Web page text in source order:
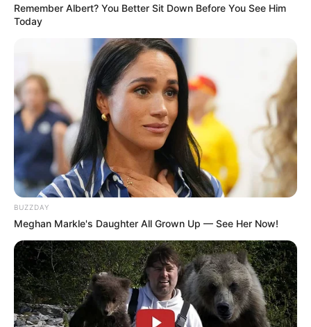
Remember Albert? You Better Sit Down Before You See Him
Today
BUZZDAY
Meghan Markle's Daughter All Grown Up — See Her Now!